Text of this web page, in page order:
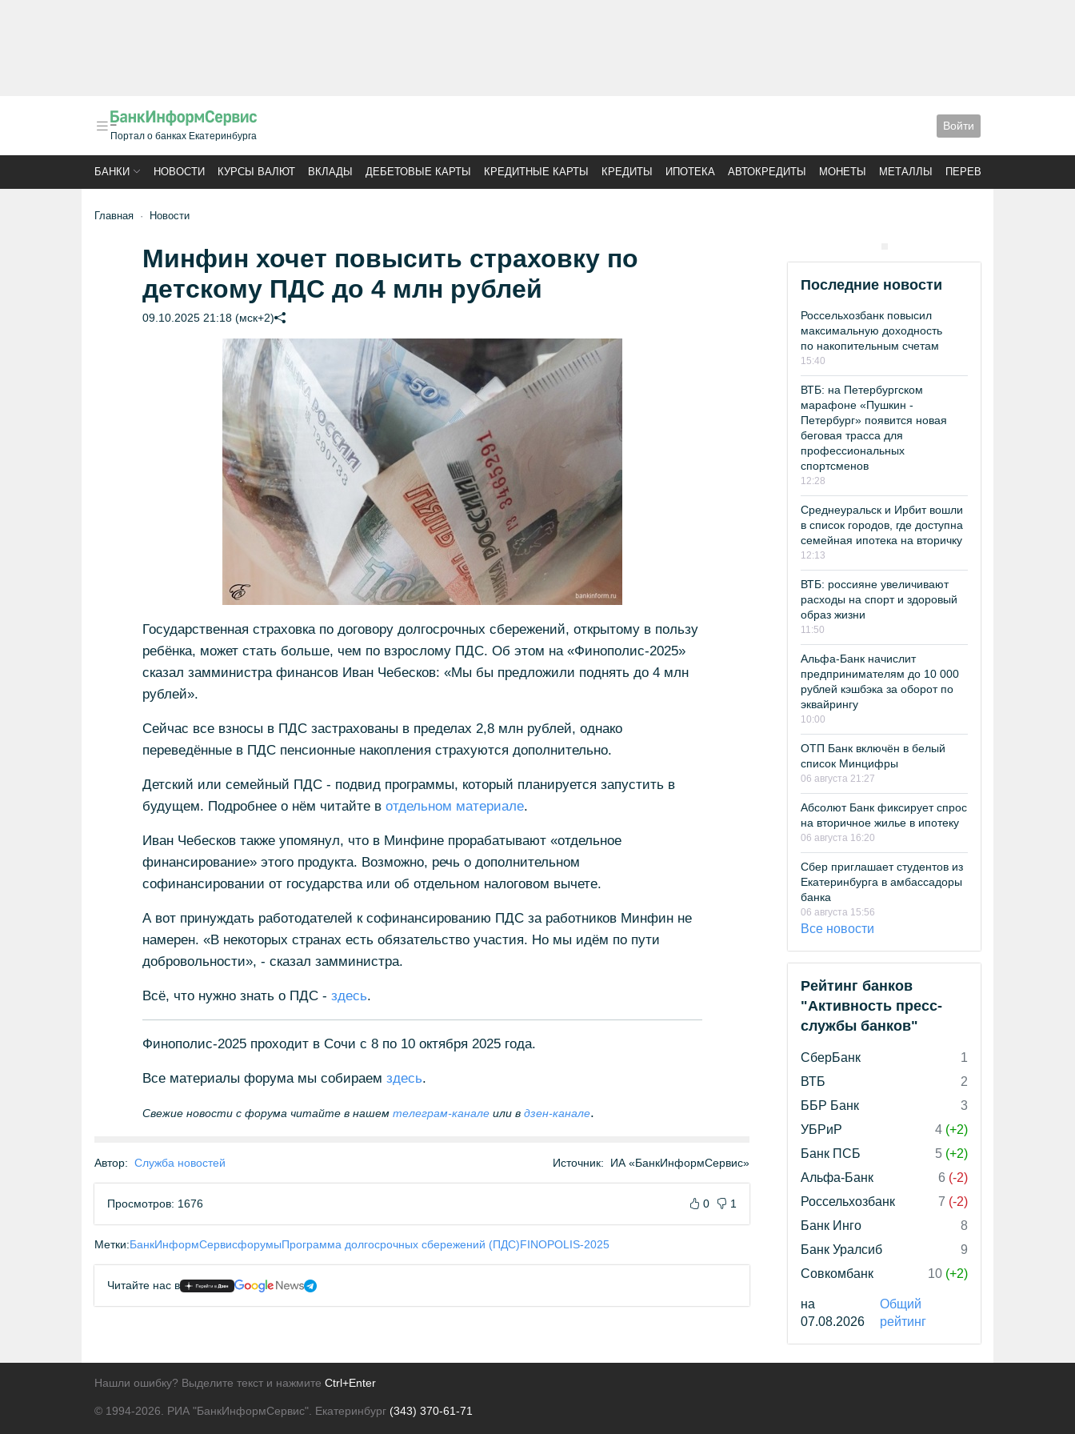
Портал о банках Екатеринбурга
Войти
БАНКИ НОВОСТИ КУРСЫ ВАЛЮТ ВКЛАДЫ ДЕБЕТОВЫЕ КАРТЫ КРЕДИТНЫЕ КАРТЫ КРЕДИТЫ ИПОТЕКА АВТОКРЕДИТЫ МОНЕТЫ МЕТАЛЛЫ ПЕРЕВОДЫ
Главная Новости
Минфин хочет повысить страховку по
детскому ПДС до 4 млн рублей
09.10.2025 21:18 (мск+2)
Государственная страховка по договору долгосрочных сбережений, открытому в пользу
ребёнка, может стать больше, чем по взрослому ПДС. Об этом на «Финополис-2025»
сказал замминистра финансов Иван Чебесков: «Мы бы предложили поднять до 4 млн
рублей».
Сейчас все взносы в ПДС застрахованы в пределах 2,8 млн рублей, однако
переведённые в ПДС пенсионные накопления страхуются дополнительно.
Детский или семейный ПДС - подвид программы, который планируется запустить в
будущем. Подробнее о нём читайте в отдельном материале.
Иван Чебесков также упомянул, что в Минфине прорабатывают «отдельное
финансирование» этого продукта. Возможно, речь о дополнительном
софинансировании от государства или об отдельном налоговом вычете.
А вот принуждать работодателей к софинансированию ПДС за работников Минфин не
намерен. «В некоторых странах есть обязательство участия. Но мы идём по пути
добровольности», - сказал замминистра.
Всё, что нужно знать о ПДС - здесь.
Финополис-2025 проходит в Сочи с 8 по 10 октября 2025 года.
Все материалы форума мы собираем здесь.
Свежие новости с форума читайте в нашем телеграм-каналеили в дзен-канале.
Автор: Служба новостей Источник: ИА «БанкИнформСервис»
Просмотров: 1676 0 1
Метки:БанкИнформСервисфорумыПрограмма долгосрочных сбережений (ПДС)FINOPOLIS-2025
Читайте нас в
Последние новости
Россельхозбанк повысил
максимальную доходность
по накопительным счетам
15:40
ВТБ: на Петербургском
марафоне «Пушкин -
Петербург» появится новая
беговая трасса для
профессиональных
спортсменов
12:28
Среднеуральск и Ирбит вошли
в список городов, где доступна
семейная ипотека на вторичку
12:13
ВТБ: россияне увеличивают
расходы на спорт и здоровый
образ жизни
11:50
Альфа-Банк начислит
предпринимателям до 10 000
рублей кэшбэка за оборот по
эквайрингу
10:00
ОТП Банк включён в белый
список Минцифры
06 августа 21:27
Абсолют Банк фиксирует спрос
на вторичное жилье в ипотеку
06 августа 16:20
Сбер приглашает студентов из
Екатеринбурга в амбассадоры
банка
06 августа 15:56
Все новости
Рейтинг банков
"Активность пресс-
службы банков"
СберБанк
1
ВТБ
2
ББР Банк
3
УБРиР
4 (+2)
Банк ПСБ
5 (+2)
Альфа-Банк
6 (-2)
Россельхозбанк
7 (-2)
Банк Инго
8
Банк Уралсиб
9
Совкомбанк
10 (+2)
на
07.08.2026
Общий
рейтинг
Нашли ошибку? Выделите текст и нажмите Ctrl+Enter
© 1994-2026. РИА "БанкИнформСервис". Екатеринбург (343) 370-61-71